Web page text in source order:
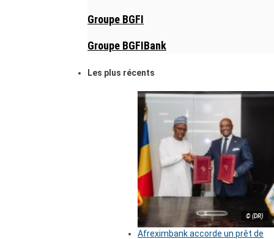
Groupe BGFI
Groupe BGFIBank
Les plus récents
© (DR)
Afreximbank accorde un prêt de